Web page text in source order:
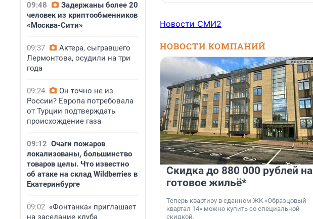
09:48
Задержаны более 20
человек из криптообменников
«Москва-Сити»
09:37
Актера, сыгравшего
Лермонтова, осудили на три
года
09:24
Он точно не из
России? Европа потребовала
от Турции подтверждать
происхождение газа
09:12 Очаги пожаров
локализованы, большинство
товаров целы. Что известно
об атаке на склад Wildberries в
Екатеринбурге
09:02 «Фонтанка» приглашает
на заседание клуба
Новости СМИ2
НОВОСТИ КОМПАНИЙ
Скидка до 880 000 рублей на
готовое жильё*
Теперь квартиру в сданном ЖК «Образцовый
квартал 14» можно купить со специальной
скидкой.